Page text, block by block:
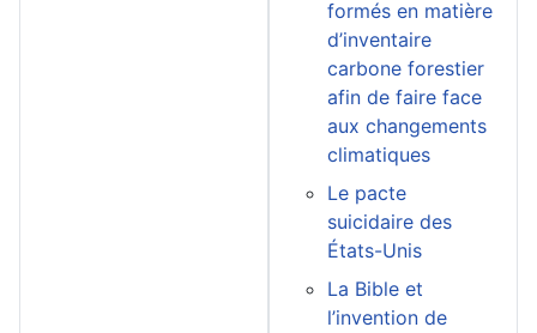
formés en matière
d’inventaire
carbone forestier
afin de faire face
aux changements
climatiques
Le pacte
suicidaire des
États-Unis
La Bible et
l’invention de